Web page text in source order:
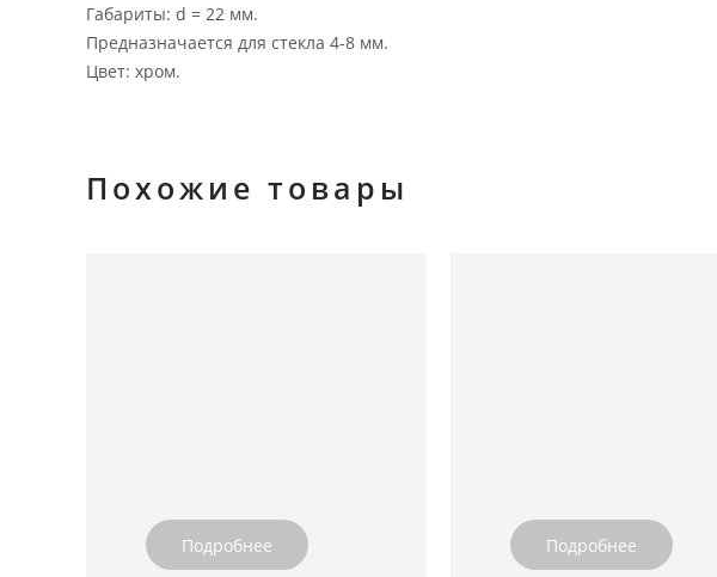
Габариты: d = 22 мм.
Предназначается для стекла 4-8 мм.
Цвет: хром.
Похожие товары
Подробнее Подробнее